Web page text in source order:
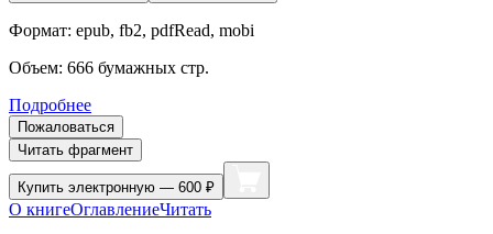
Формат: epub, fb2, pdfRead, mobi
Объем: 666 бумажных стр.
Подробнее
Пожаловаться
Читать фрагмент
Купить электронную — 600 ₽
О книгеОглавлениеЧитать